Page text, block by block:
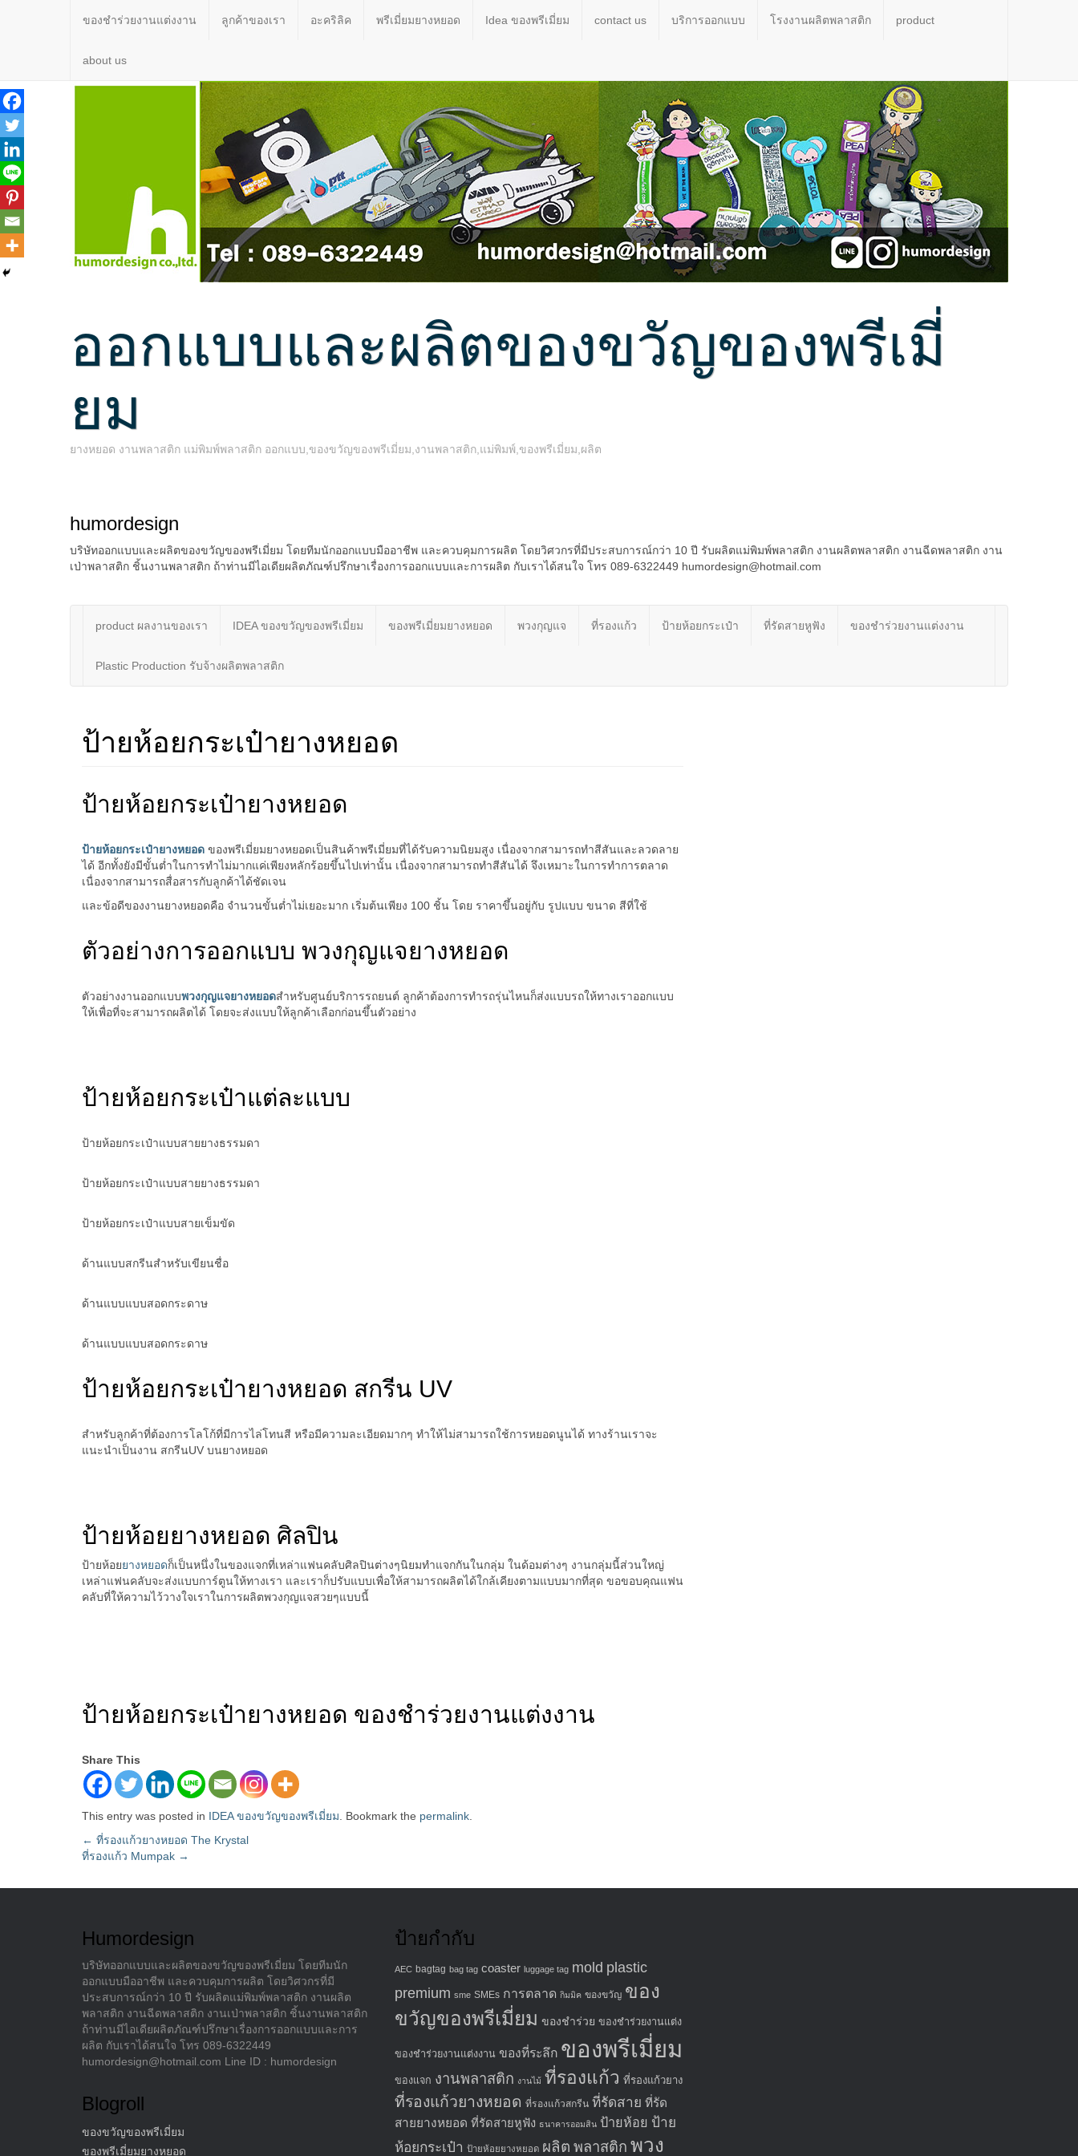
ของชำร่วยงานแต่งงาน ลูกค้าของเรา อะคริลิค พรีเมี่ยมยางหยอด Idea ของพรีเมี่ยม contact us บริการออกแบบ โรงงานผลิตพลาสติก product
about us
ออกแบบและผลิตของขวัญของพรีเมี่
ยม
ยางหยอด งานพลาสติก แม่พิมพ์พลาสติก ออกแบบ,ของขวัญของพรีเมี่ยม,งานพลาสติก,แม่พิมพ์,ของพรีเมี่ยม,ผลิต
humordesign
บริษัทออกแบบและผลิตของขวัญของพรีเมี่ยม โดยทีมนักออกแบบมืออาชีพ และควบคุมการผลิต โดยวิศวกรที่มีประสบการณ์กว่า 10 ปี รับผลิตแม่พิมพ์พลาสติก งานผลิตพลาสติก งานฉีดพลาสติก งาน
เป่าพลาสติก ชิ้นงานพลาสติก ถ้าท่านมีไอเดียผลิตภัณฑ์ปรึกษาเรื่องการออกแบบและการผลิต กับเราได้สนใจ โทร 089-6322449 humordesign@hotmail.com
product ผลงานของเรา IDEA ของขวัญของพรีเมี่ยม ของพรีเมี่ยมยางหยอด พวงกุญแจ ที่รองแก้ว ป้ายห้อยกระเป๋า ที่รัดสายหูฟัง ของชำร่วยงานแต่งงาน
Plastic Production รับจ้างผลิตพลาสติก
ป้ายห้อยกระเป๋ายางหยอด
ป้ายห้อยกระเป๋ายางหยอด
ป้ายห้อยกระเป๋ายางหยอด ของพรีเมี่ยมยางหยอดเป็นสินค้าพรีเมี่ยมที่ได้รับความนิยมสูง เนื่องจากสามารถทำสีสันและลวดลาย
ได้ อีกทั้งยังมีขั้นต่ำในการทำไม่มากแค่เพียงหลักร้อยขึ้นไปเท่านั้น เนื่องจากสามารถทำสีสันได้ จึงเหมาะในการทำการตลาด
เนื่องจากสามารถสื่อสารกับลูกค้าได้ชัดเจน
และข้อดีของงานยางหยอดคือ จำนวนขั้นต่ำไม่เยอะมาก เริ่มต้นเพียง 100 ชิ้น โดย ราคาขึ้นอยู่กับ รูปแบบ ขนาด สีที่ใช้
ตัวอย่างการออกแบบ พวงกุญแจยางหยอด
ตัวอย่างงานออกแบบพวงกุญแจยางหยอดสำหรับศูนย์บริการรถยนต์ ลูกค้าต้องการทำรถรุ่นไหนก็ส่งแบบรถให้ทางเราออกแบบ
ให้เพื่อที่จะสามารถผลิตได้ โดยจะส่งแบบให้ลูกค้าเลือกก่อนขึ้นตัวอย่าง
ป้ายห้อยกระเป๋าแต่ละแบบ
ป้ายห้อยกระเป๋าแบบสายยางธรรมดา
ป้ายห้อยกระเป๋าแบบสายยางธรรมดา
ป้ายห้อยกระเป๋าแบบสายเข็มขัด
ด้านแบบสกรีนสำหรับเขียนชื่อ
ด้านแบบแบบสอดกระดาษ
ด้านแบบแบบสอดกระดาษ
ป้ายห้อยกระเป๋ายางหยอด สกรีน UV
สำหรับลูกค้าที่ต้องการโลโก้ที่มีการไล่โทนสี หรือมีความละเอียดมากๆ ทำให้ไม่สามารถใช้การหยอดนูนได้ ทางร้านเราจะ
แนะนำเป็นงาน สกรีนUV บนยางหยอด
ป้ายห้อยยางหยอด ศิลปิน
ป้ายห้อยยางหยอดก็เป็นหนึ่งในของแจกที่เหล่าแฟนคลับศิลปินต่างๆนิยมทำแจกกันในกลุ่ม ในด้อมต่างๆ งานกลุ่มนี้ส่วนใหญ่
เหล่าแฟนคลับจะส่งแบบการ์ตูนให้ทางเรา และเราก็ปรับแบบเพื่อให้สามารถผลิตได้ใกล้เคียงตามแบบมากที่สุด ขอขอบคุณแฟน
คลับที่ให้ความไว้วางใจเราในการผลิตพวงกุญแจสวยๆแบบนี้
ป้ายห้อยกระเป๋ายางหยอด ของชำร่วยงานแต่งงาน
Share This
This entry was posted in IDEA ของขวัญของพรีเมี่ยม . Bookmark the permalink
Post
← ที่รองแก้วยางหยอด The Krystal
ที่รองแก้ว Mumpak →
Humordesign
บริษัทออกแบบและผลิตของขวัญของพรีเมี่ยม โดยทีมนัก
ออกแบบมืออาชีพ และควบคุมการผลิต โดยวิศวกรที่มี
ประสบการณ์กว่า 10 ปี รับผลิตแม่พิมพ์พลาสติก งานผลิต
พลาสติก งานฉีดพลาสติก งานเป่าพลาสติก ชิ้นงานพลาสติก
ถ้าท่านมีไอเดียผลิตภัณฑ์ปรึกษาเรื่องการออกแบบและการ
ผลิต กับเราได้สนใจ โทร 089-6322449
humordesign@hotmail.com Line ID : humordesign
Blogroll
ของขวัญของพรีเมี่ยม
ของพรีเมี่ยมยางหยอด
ป้ายกำกับ
AEC bagtag bag tag coaster luggage tag mold plastic
premium sme SMEs การตลาด กิมมิค ของขวัญ ของ
ขวัญของพรีเมี่ยม ของชำร่วย ของชำร่วยงานแต่ง
ของชำร่วยงานแต่งงาน ของที่ระลึก ของพรีเมี่ยม
ของแจก งานพลาสติก งานไม้ ที่รองแก้ว ที่รองแก้วยาง
ที่รองแก้วยางหยอด ที่รองแก้วสกรีน ที่รัดสาย ที่รัด
สายยางหยอด ที่รัดสายหูฟัง ธนาคารออมสิน ป้ายห้อย ป้าย
ห้อยกระเป๋า ป้ายห้อยยางหยอด ผลิต พลาสติก พวง